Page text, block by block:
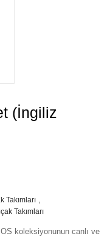
(İngiliz
Takımları
Takımları
koleksiyonunun canlı ve